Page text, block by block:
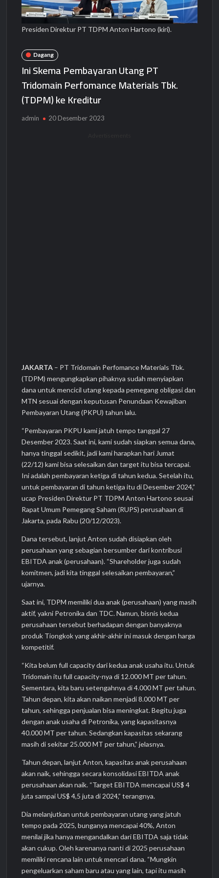
Presiden Direktur PT TDPM Anton Hartono (kiri).
Dagang
Ini Skema Pembayaran Utang PT
Tridomain Perfomance Materials Tbk.
(TDPM) ke Kreditur
admin 20 Desember 2023
JAKARTA – PT Tridomain Perfomance Materials Tbk.
(TDPM) mengungkapkan pihaknya sudah menyiapkan
dana untuk mencicil utang kepada pemegang obligasi dan
MTN sesuai dengan keputusan Penundaan Kewajiban
Pembayaran Utang (PKPU) tahun lalu.
“Pembayaran PKPU kami jatuh tempo tanggal 27
Desember 2023. Saat ini, kami sudah siapkan semua dana,
hanya tinggal sedikit, jadi kami harapkan hari Jumat
(22/12) kami bisa selesaikan dan target itu bisa tercapai.
Ini adalah pembayaran ketiga di tahun kedua. Setelah itu,
untuk pembayaran di tahun ketiga itu di Desember 2024,”
ucap Presiden Direktur PT TDPM Anton Hartono seusai
Rapat Umum Pemegang Saham (RUPS) perusahaan di
Jakarta, pada Rabu (20/12/2023).
Dana tersebut, lanjut Anton sudah disiapkan oleh
perusahaan yang sebagian bersumber dari kontribusi
EBITDA anak (perusahaan). “Shareholder juga sudah
komitmen, jadi kita tinggal selesaikan pembayaran,”
ujarnya.
Saat ini, TDPM memiliki dua anak (perusahaan) yang masih
aktif, yakni Petronika dan TDC. Namun, bisnis kedua
perusahaan tersebut berhadapan dengan banyaknya
produk Tiongkok yang akhir-akhir ini masuk dengan harga
kompetitif.
“Kita belum full capacity dari kedua anak usaha itu. Untuk
Tridomain itu full capacity-nya di 12.000 MT per tahun.
Sementara, kita baru setengahnya di 4.000 MT per tahun.
Tahun depan, kita akan naikan menjadi 8.000 MT per
tahun, sehingga penjualan bisa meningkat. Begitu juga
dengan anak usaha di Petronika, yang kapasitasnya
40.000 MT per tahun. Sedangkan kapasitas sekarang
masih di sekitar 25.000 MT per tahun,” jelasnya.
Tahun depan, lanjut Anton, kapasitas anak perusahaan
akan naik, sehingga secara konsolidasi EBITDA anak
perusahaan akan naik. “Target EBITDA mencapai US$ 4
juta sampai US$ 4,5 juta di 2024,” terangnya.
Dia melanjutkan untuk pembayaran utang yang jatuh
tempo pada 2025, bunganya mencapai 40%, Anton
menilai jika hanya mengandalkan dari EBITDA saja tidak
akan cukup. Oleh karenanya nanti di 2025 perusahaan
memiliki rencana lain untuk mencari dana. “Mungkin
pengeluarkan saham baru atau yang lain, tapi itu masih